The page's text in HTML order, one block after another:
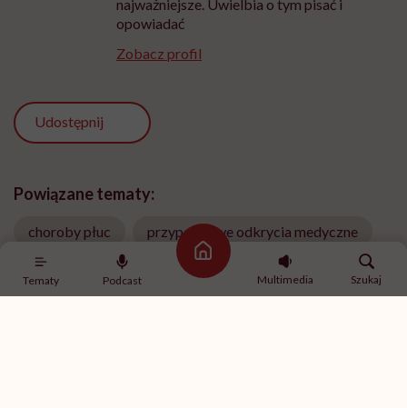
Tematy Podcast
Strona główna
Multimedia
Szukaj
najważniejsze. Uwielbia o tym pisać i
opowiadać
Zobacz profil
Udostępnij
Powiązane tematy:
choroby płuc przypadkowe odkrycia medyczne
Serce zapalenie płuc